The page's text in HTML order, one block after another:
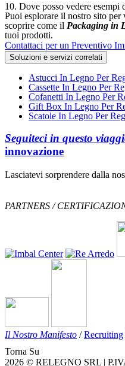
10. Dove posso vedere esempi
Puoi esplorare il nostro sito
scoprire come il Packaging in
tuoi prodotti.
Contattaci per un Preventivo
Soluzioni e servizi correlati
Astucci In Legno Per
Cassette In Legno Per
Cofanetti In Legno Per
Gift Box In Legno Per
Scatole In Legno Per
Seguiteci in questo
innovazione
Lasciatevi sorprendere dalla
PARTNERS /
Il Nostro Manifesto /Recruiting
Torna Su
2026 © RELEGNO SRL |